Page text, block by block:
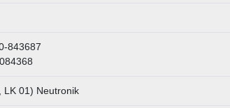
843687
LK 01) Neutronik